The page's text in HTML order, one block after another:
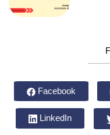
Facebook
LinkedIn